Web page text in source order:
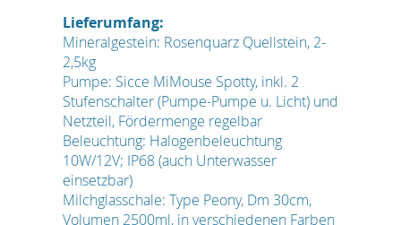
Lieferumfang:
Mineralgestein: Rosenquarz Quellstein, 2-
2,5kg
Pumpe: Sicce MiMouse Spotty, inkl. 2
Stufenschalter (Pumpe-Pumpe u. Licht) und
Netzteil, Fördermenge regelbar
Beleuchtung: Halogenbeleuchtung
10W/12V; IP68 (auch Unterwasser
einsetzbar)
Milchglasschale: Type Peony, Dm 30cm,
Volumen 2500ml, in verschiedenen Farben